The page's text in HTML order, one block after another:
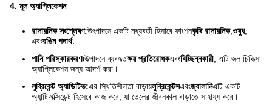
4. মূল অ্যাপ্লিকেশন
রাসায়নিক সংশ্লেষণ:উৎপাদনে একটি মধ্যবর্তী হিসাবে ফাংশনকৃষি রাসায়নিক,ওষুধ,
এবংরঙিন পদার্থ.
পানি পরিস্কারকরণঃউত্পাদনে ব্যবহৃতক্ষয় প্রতিরোধকএবংবিচ্ছিন্নকারী , এটি জল চিকিত্সা
অ্যাপ্লিকেশন জন্য আদর্শ করা।
লুব্রিকেন্ট অ্যাডিটিভ:এর স্থিতিশীলতা বাড়ায়লুব্রিকেন্টসএবংজ্বালানিএটি একটি
অ্যান্টিঅক্সিডেন্ট হিসেবে কাজ করে, যা তেলের জীবনকাল বাড়াতে সাহায্য করে।